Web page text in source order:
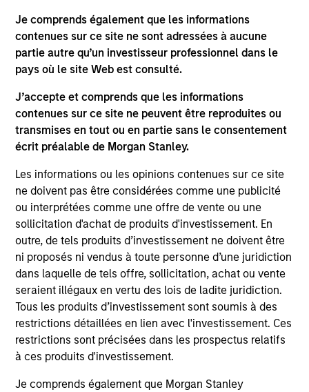
Je comprends également que les informations
contenues sur ce site ne sont adressées à aucune
partie autre qu’un investisseur professionnel dans le
pays où le site Web est consulté.
J’accepte et comprends que les informations
contenues sur ce site ne peuvent être reproduites ou
transmises en tout ou en partie sans le consentement
écrit préalable de Morgan Stanley.
Les informations ou les opinions contenues sur ce site
ne doivent pas être considérées comme une publicité
ou interprétées comme une offre de vente ou une
sollicitation d'achat de produits d'investissement. En
outre, de tels produits d’investissement ne doivent être
ni proposés ni vendus à toute personne d’une juridiction
dans laquelle de tels offre, sollicitation, achat ou vente
seraient illégaux en vertu des lois de ladite juridiction.
Tous les produits d’investissement sont soumis à des
restrictions détaillées en lien avec l'investissement. Ces
restrictions sont précisées dans les prospectus relatifs
à ces produits d'investissement.
Je comprends également que Morgan Stanley
structuring, portfolio management, and relationship
management for private equity sponsored
transactions. Mr. Zillner earned a B.A. in Finance
from Michigan State University.
Team Insights
ARTICLE
Private Credit Market Monitor - Q2
2026